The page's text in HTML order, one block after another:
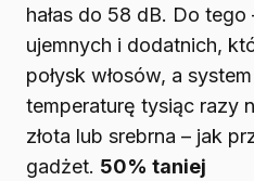
hałas do 58 dB. Do
ujemnych i dodatnich,
połysk włosów, a system
temperaturę tysiąc razy
złota lub srebrna – jak
gadżet. 50% taniej